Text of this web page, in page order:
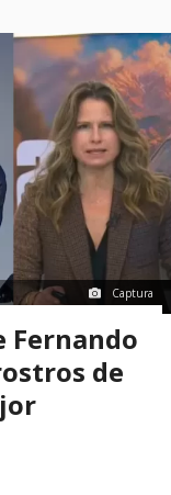
Captura
Fernando
de